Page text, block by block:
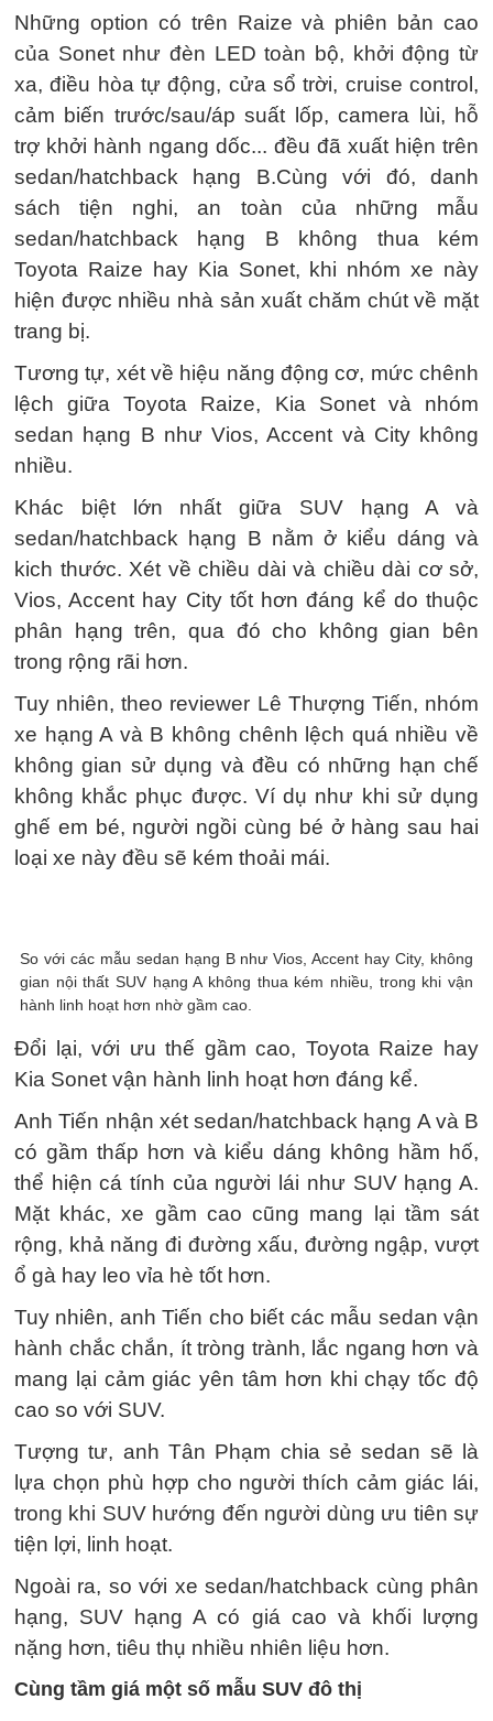
Những option có trên Raize và phiên bản cao
của Sonet như đèn LED toàn bộ, khởi động từ
xa, điều hòa tự động, cửa sổ trời, cruise control,
cảm biến trước/sau/áp suất lốp, camera lùi, hỗ
trợ khởi hành ngang dốc... đều đã xuất hiện trên
sedan/hatchback hạng B.Cùng với đó, danh
sách tiện nghi, an toàn của những mẫu
sedan/hatchback hạng B không thua kém
Toyota Raize hay Kia Sonet, khi nhóm xe này
hiện được nhiều nhà sản xuất chăm chút về mặt
trang bị.
Tương tự, xét về hiệu năng động cơ, mức chênh
lệch giữa Toyota Raize, Kia Sonet và nhóm
sedan hạng B như Vios, Accent và City không
nhiều.
Khác biệt lớn nhất giữa SUV hạng A và
sedan/hatchback hạng B nằm ở kiểu dáng và
kich thước. Xét về chiều dài và chiều dài cơ sở,
Vios, Accent hay City tốt hơn đáng kể do thuộc
phân hạng trên, qua đó cho không gian bên
trong rộng rãi hơn.
Tuy nhiên, theo reviewer Lê Thượng Tiến, nhóm
xe hạng A và B không chênh lệch quá nhiều về
không gian sử dụng và đều có những hạn chế
không khắc phục được. Ví dụ như khi sử dụng
ghế em bé, người ngồi cùng bé ở hàng sau hai
loại xe này đều sẽ kém thoải mái.
So với các mẫu sedan hạng B như Vios, Accent hay City, không
gian nội thất SUV hạng A không thua kém nhiều, trong khi vận
hành linh hoạt hơn nhờ gầm cao.
Đổi lại, với ưu thế gầm cao, Toyota Raize hay
Kia Sonet vận hành linh hoạt hơn đáng kể.
Anh Tiến nhận xét sedan/hatchback hạng A và B
thể hiện cá tính của người lái như SUV hạng A.
Mặt khác, xe gầm cao cũng mang lại tầm sát
rộng, khả năng đi đường xấu, đường ngập, vượt
ổ gà hay leo vỉa hè tốt hơn.
Tuy nhiên, anh Tiến cho biết các mẫu sedan vận
hành chắc chắn, ít tròng trành, lắc ngang hơn và
mang lại cảm giác yên tâm hơn khi chạy tốc độ
cao so với SUV.